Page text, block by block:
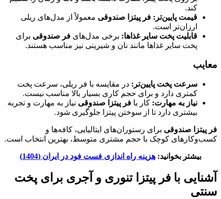
کند.
قیمت پایین‌تر : فر پیتزا صندوقی معمولاً از مدل‌های ریلی
ارزان‌تر است.
قابلیت پخت سایر غذاها: برخی مدل‌های فر صندوقی برای
پخت سایر غذاها مانند نان و شیرینی نیز مناسب هستند.
معایب
سرعت پخت پایین‌تر : در مقایسه با فر ریلی، سرعت پخت
کمتری دارد و برای حجم کاری بسیار بالا مناسب نیست.
نیاز به مهارت: کار با فر پیتزا صندوقی نیاز به مهارت و تجربه
بیشتری دارد تا از سوختن پیتزا جلوگیری شود.
فر پیتزا صندوقی برای رستوران‌های ایتالیایی، کافه‌ها و
کسب‌وکارهای کوچک با حجم مشتری متوسط، بهترین انتخاب است.
بیشتر بخوانید: هزینه راه اندازی فست فود در ایران (1404)
آشنایی با فر پیتزا تنوری و آجری برای پخت
سنتی